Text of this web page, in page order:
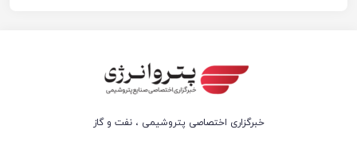
خبرگزاری اختصاصی پتروشیمی ، نفت و گاز